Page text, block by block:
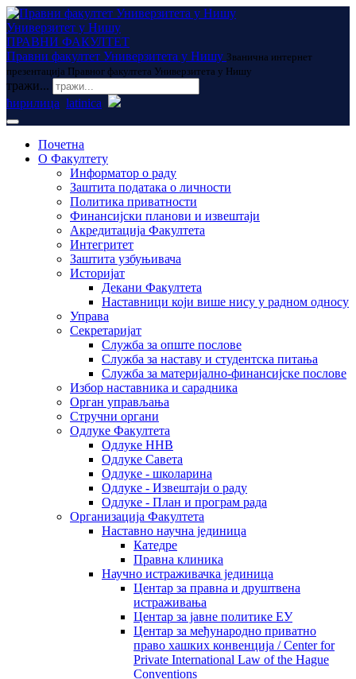
Универзитет у Нишу
ПРАВНИ ФАКУЛТЕТ
Правни факултет Универзитета у Нишу Званична интернет
презентација Правног факултета Универзитета у Нишу
тражи...
ћирилица latinica
Почетна
О Факултету
Информатор о раду
Заштита података о личности
Политика приватности
Финансијски планови и извештаји
Акредитација Факултета
Интегритет
Заштита узбуњивача
Историјат
Декани Факултета
Наставници који више нису у радном односу
Управа
Секретаријат
Служба за опште послове
Служба за наставу и студентска питања
Служба за материјално-финансијске послове
Избор наставника и сарадника
Oрган управљања
Стручни органи
Одлуке Факултета
Одлуке ННВ
Одлуке Савета
Одлуке - школарина
Одлуке - Извештаји о раду
Одлуке - План и програм рада
Организација Факултета
Наставно научна јединица
Катедре
Правна клиника
Научно истраживачка јединица
Центар за правна и друштвена
истраживања
Центар за јавне политике ЕУ
Центар за међународно приватно
право хашких конвенција / Center for
Private International Law of the Hague
Conventions